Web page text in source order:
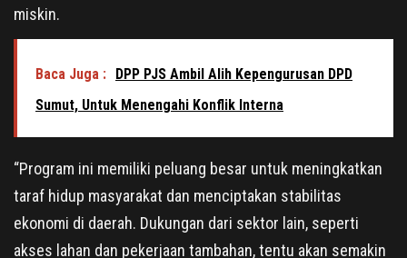
miskin.
Baca Juga : DPP PJS Ambil Alih Kepengurusan DPD
Sumut, Untuk Menengahi Konflik Interna
“Program ini memiliki peluang besar untuk meningkatkan
taraf hidup masyarakat dan menciptakan stabilitas
ekonomi di daerah. Dukungan dari sektor lain, seperti
akses lahan dan pekerjaan tambahan, tentu akan semakin